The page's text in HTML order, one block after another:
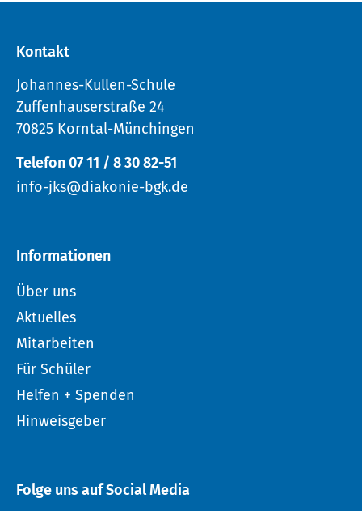
Kontakt
Johannes-Kullen-Schule
Zuffenhauserstraße 24
70825 Korntal-Münchingen
Telefon 07 11 / 8 30 82-51
info-jks@diakonie-bgk.de
Informationen
Über uns
Aktuelles
Mitarbeiten
Für Schüler
Helfen + Spenden
Hinweisgeber
Folge uns auf Social Media